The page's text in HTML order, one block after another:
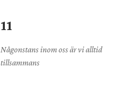
11
Någonstans inom oss är vi alltid
tillsammans